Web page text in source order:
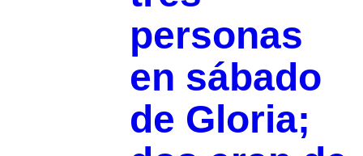
personas
en sábado
de Gloria;